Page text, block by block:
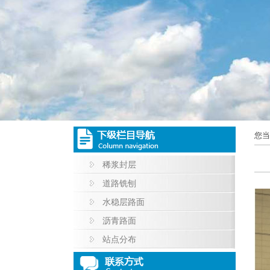
稀浆封层
道路铣刨
水稳层路面
沥青路面
站点分布
您